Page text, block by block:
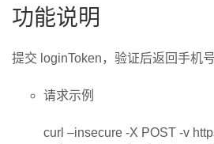
功能说明
提交 loginToken，验证后返回手机
请求示例
curl –insecure -X POST -v